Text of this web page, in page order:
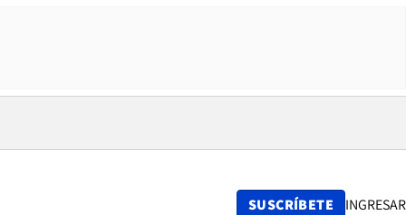
SUSCRÍBETE INGRESAR